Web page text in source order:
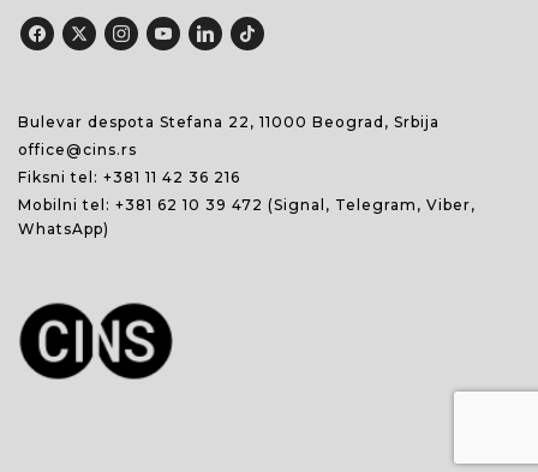
Bulevar despota Stefana 22, 11000 Beograd, Srbija
office@cins.rs
Fiksni tel: +381 11 42 36 216
Mobilni tel: +381 62 10 39 472 (Signal, Telegram, Viber,
WhatsApp)